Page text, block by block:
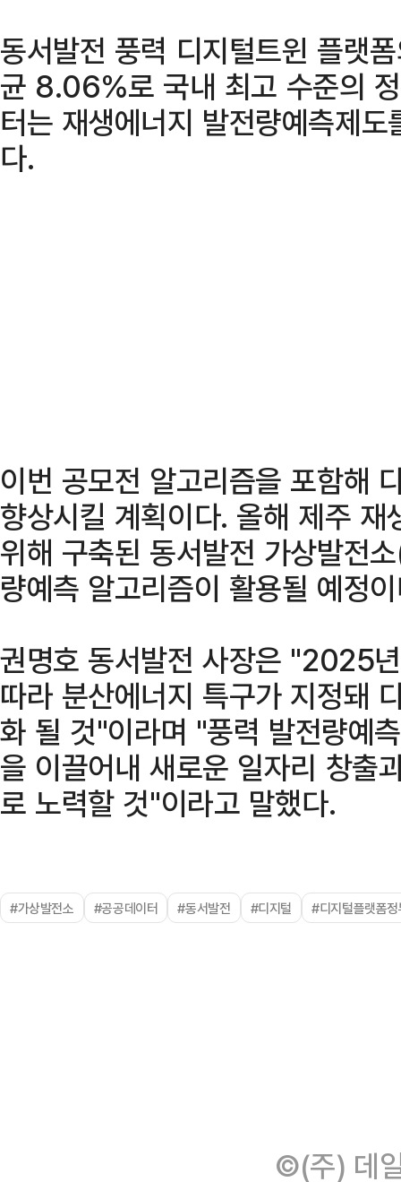
동서발전 풍력 디지털트윈 플랫
균 8.06%로 국내 최고 수준의
터는 재생에너지 발전량예측제
다.
이번 공모전 알고리즘을 포함해
향상시킬 계획이다. 올해 제주 재
위해 구축된 동서발전 가상발전
량예측 알고리즘이 활용될 예정
권명호 동서발전 사장은 "2025
따라 분산에너지 특구가 지정돼
화 될 것"이라며 "풍력 발전량예
을 이끌어내 새로운 일자리 창출
로 노력할 것"이라고 말했다.
#가상발전소 #공공데이터 #동서발전 #디지털 #디지털플랫폼
©(주) 데